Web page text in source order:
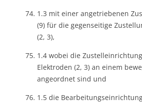
1.3 mit einer angetriebenen
(9) für die gegenseitige
(2, 3),
1.4 wobei die
Elektroden (2, 3) an einem
angeordnet sind und
1.5 die